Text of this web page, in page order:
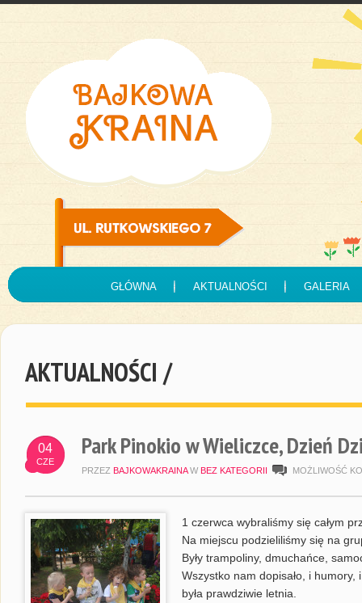
GŁÓWNA AKTUALNOŚCI GALERIA
AKTUALNOŚCI /
04
CZE
Park Pinokio w Wieliczce, Dzień
PRZEZ BAJKOWAKRAINA W BEZ KATEGORII MOŻLIWOŚĆ
1 czerwca wybraliśmy się całym
Na miejscu podzieliliśmy się na
Były trampoliny, dmuchańce,
Wszystko nam dopisało, i
była prawdziwie letnia.